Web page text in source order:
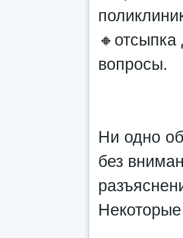
вопросы.
Ни одно
без